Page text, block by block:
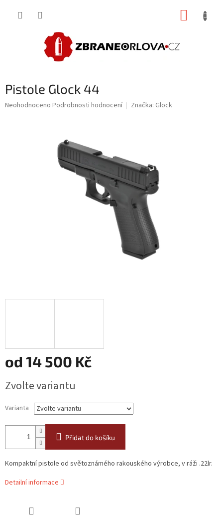
Pistole Glock 44
Průměrné
Neohodnoceno Podrobnosti hodnocení Značka: Glock
od 14 500 Kč
cena:
Zvolte variantu
Varianta
Přidat do košíku
Kompaktní pistole od světoznámého rakouského výrobce, v ráži .22lr.
Detailní informace